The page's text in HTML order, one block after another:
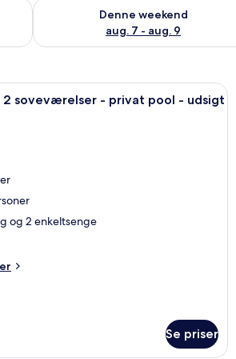
7 - aug. 8
Denne weekend
aug. 7 - aug. 9
Tjek tilgængelighed for denne
spiseområde. Et moderne udendørs
2 soveværelser - privat pool - udsigt
og 2 enkeltsenge
Se priser